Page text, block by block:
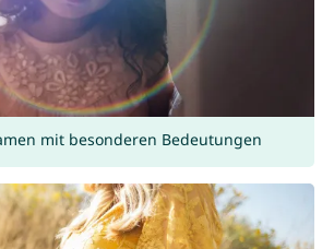
mit besonderen Bedeutungen